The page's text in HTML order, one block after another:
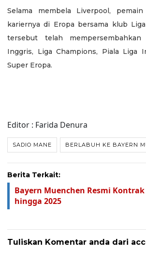
Selama membela Liverpool,
kariernya di Eropa bersama klub
tersebut telah
Inggris, Liga Champions, Piala Liga
Super Eropa.
Editor : Farida Denura
SADIO MANE BERLABUH KE BAYERN
Berita Terkait:
Bayern Muenchen Resmi
hingga 2025
Tuliskan Komentar anda dari